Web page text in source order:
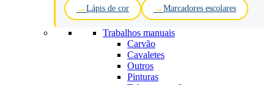
Lápis de cor Marcadores escolares
Trabalhos manuais
Carvão
Cavaletes
Outros
Pinturas